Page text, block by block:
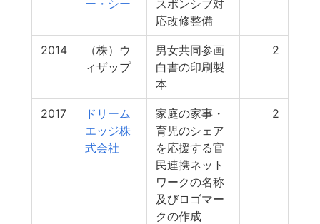
ー・シー
スポンシブ対
応改修整備
2014
（株）ウ
ィザップ
男女共同参画
白書の印刷製
本
2
2017
ドリーム
エッジ株
式会社
家庭の家事・
育児のシェア
を応援する官
民連携ネット
ワークの名称
及びロゴマー
クの作成
2